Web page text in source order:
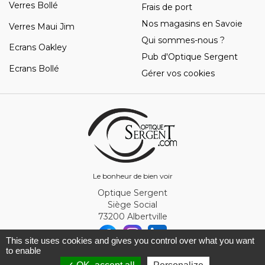
Le bonheur de bien voir
Verres Bollé
Verres Maui Jim
Ecrans Oakley
Ecrans Bollé
Frais de port
Nos magasins en Savoie
Qui sommes-nous ?
Pub d'Optique Sergent
Gérer vos cookies
Optique Sergent
Siège Social
73200 Albertville
This site uses cookies and gives you control over what you want
to enable